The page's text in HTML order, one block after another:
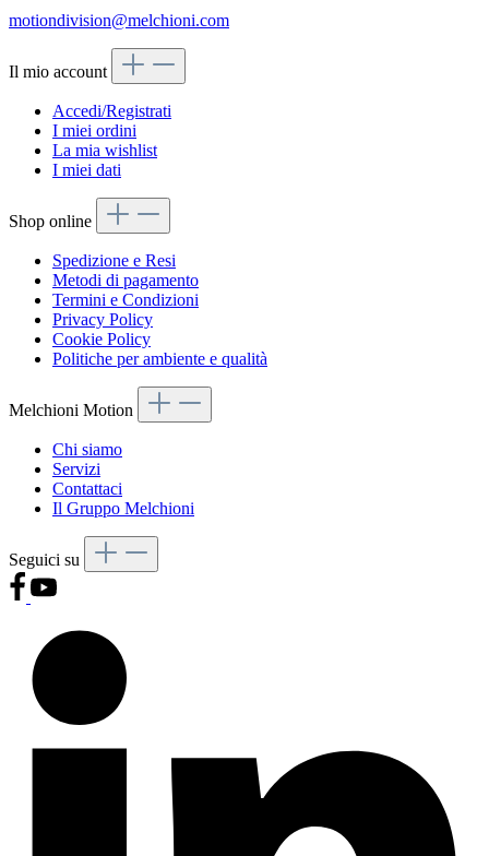
motiondivision@melchioni.com
Il mio account
Accedi/Registrati
I miei ordini
La mia wishlist
I miei dati
Shop online
Spedizione e Resi
Metodi di pagamento
Termini e Condizioni
Privacy Policy
Cookie Policy
Politiche per ambiente e qualità
Melchioni Motion
Chi siamo
Servizi
Contattaci
Il Gruppo Melchioni
Seguici su